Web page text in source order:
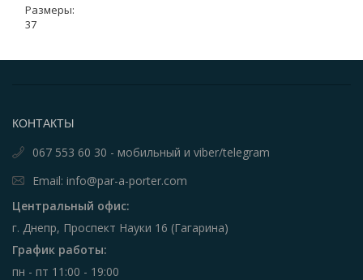
Размеры:
37
КОНТАКТЫ
067 553 60 30 - мобильный и viber/telegram
Email: info@par-a-porter.com
Центральный офис:
г. Днепр, Проспект Науки 16 (Гагарина)
График работы:
пн - пт 11:00 - 19:00